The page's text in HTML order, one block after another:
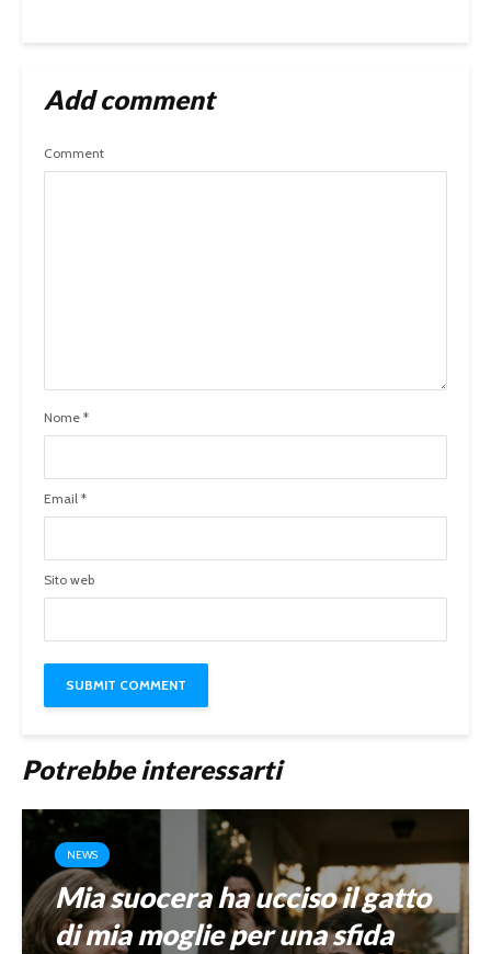
Add comment
Comment
Nome *
Email *
Sito web
Potrebbe interessarti
NEWS
Mia suocera ha ucciso il gatto
di mia moglie per una sfida